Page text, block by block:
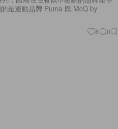
是運動品牌 Puma 與 McQ by
8 0